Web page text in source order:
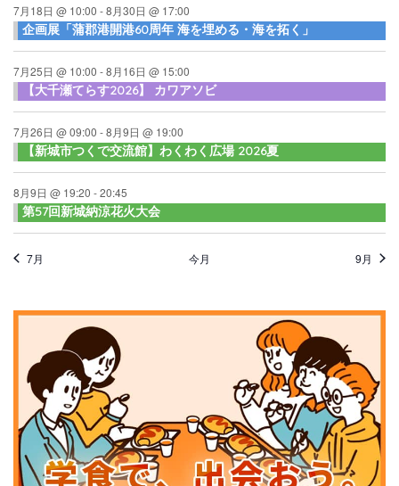
7月18日 @ 10:00 -8月30日 @ 17:00
企画展「蒲郡港開港60周年 海を埋める・海を拓く」
7月25日 @ 10:00 -8月16日 @ 15:00
【大千瀬てらす2026】 カワアソビ
7月26日 @ 09:00 -8月9日 @ 19:00
【新城市つくで交流館】わくわく広場 2026夏
8月9日 @ 19:20 -20:45
第57回新城納涼花火大会
7月 今月 9月